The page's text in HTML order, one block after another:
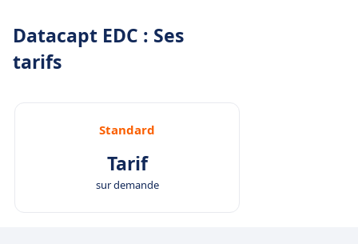
Datacapt EDC : Ses
tarifs
Standard
Tarif
sur demande